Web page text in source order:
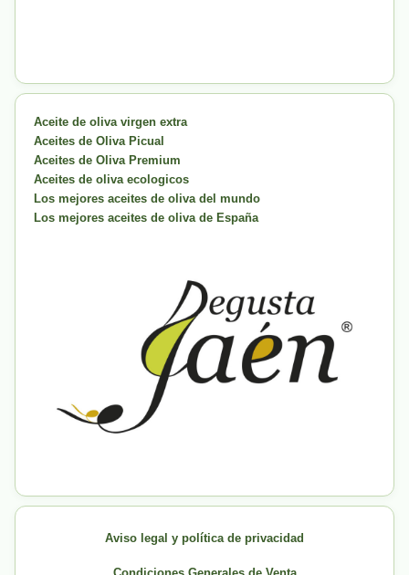
Aceite de oliva virgen extra
Aceites de Oliva Picual
Aceites de Oliva Premium
Aceites de oliva ecologicos
Los mejores aceites de oliva del mundo
Los mejores aceites de oliva de España
Aviso legal y política de privacidad